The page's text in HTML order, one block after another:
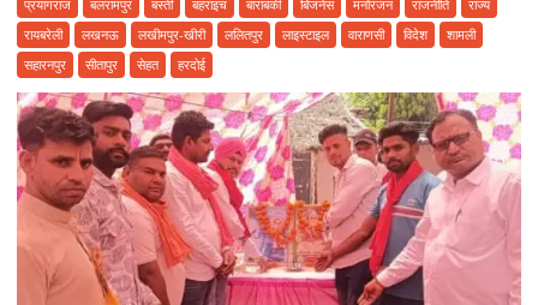
मेट
ज्योति
मनरेगा
में
लगा
रही
फ़र्ज़ी
हाजिरी
प्रयागराज
बलरामपुर बस्ती बहराइच बाराबंकी बिजनेस मनोरंजन राजनीति
राज्य
रायबरेली
लखनऊ लखीमपुर-खीरी ललितपुर लाइस्टाइल वाराणसी विदेश
शामली
सहारनपुर
सीतापुर सेहत हरदोई